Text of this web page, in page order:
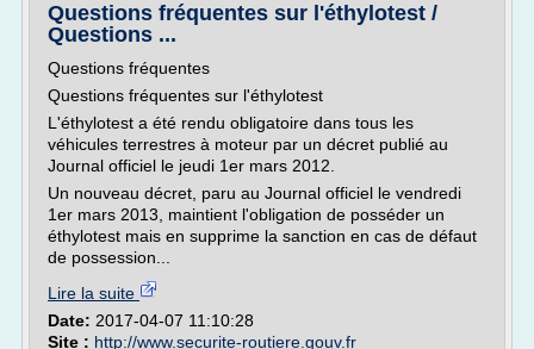
Questions fréquentes sur l'éthylotest /
Questions ...
Questions fréquentes
Questions fréquentes sur l'éthylotest
L'éthylotest a été rendu obligatoire dans tous les
véhicules terrestres à moteur par un décret publié au
Journal officiel le jeudi 1er mars 2012.
Un nouveau décret, paru au Journal officiel le vendredi
1er mars 2013, maintient l'obligation de posséder un
éthylotest mais en supprime la sanction en cas de défaut
de possession...
Lire la suite
Date: 2017-04-07 11:10:28
Site : http://www.securite-routiere.gouv.fr